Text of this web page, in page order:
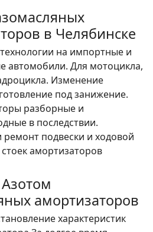
и
ЧИТАТЬ
в Челябинске
на импортные и
автомобили. Для мотоцикла,
Изменение
под занижение.
разборные и
в последствии.
ремонт подвески и ходовой
амортизаторов
амортизаторов
характеристик